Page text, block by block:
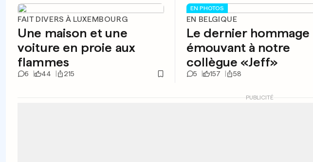
FAIT DIVERS À LUXEMBOURG
Une maison et une
voiture en proie aux
flammes
6 44 215
EN PHOTOS
EN BELGIQUE
Le dernier hommage
émouvant à notre
collègue «Jeff»
5 157 58
PUBLICITÉ